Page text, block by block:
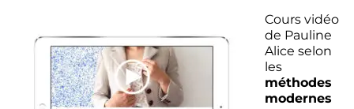
Cours vidéo
de Pauline
Alice selon
les
méthodes
modernes